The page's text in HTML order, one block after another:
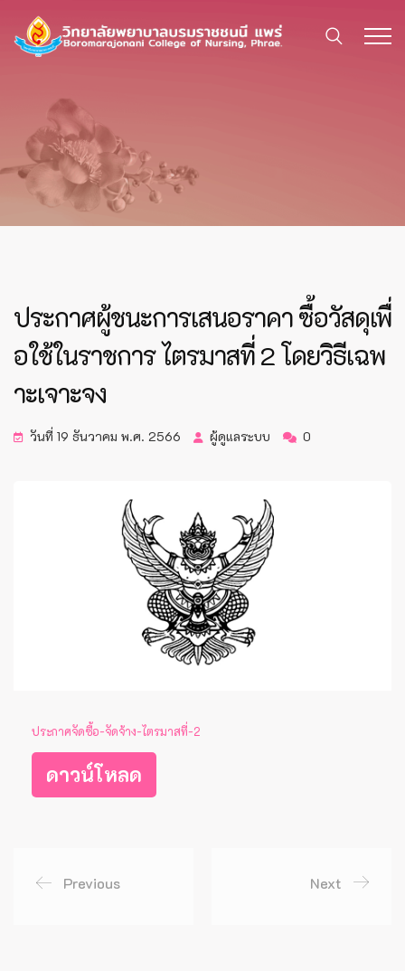
ประกาศผู้ชนะการเสนอราคา ซื้อวัสดุเพื่
อใช้ในราชการ ไตรมาสที่ 2 โดยวิธีเฉพ
าะเจาะจง
วันที่ 19 ธันวาคม พ.ศ. 2566 ผู้ดูแลระบบ 0
ประกาศจัดซื้อ-จัดจ้าง-ไตรมาสที่-2
ดาวน์โหลด
Previous Next